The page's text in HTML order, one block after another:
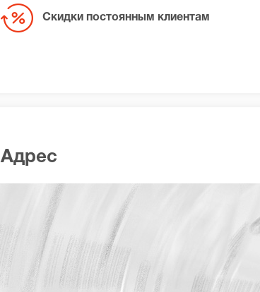
Скидки постоянным клиентам
Адрес